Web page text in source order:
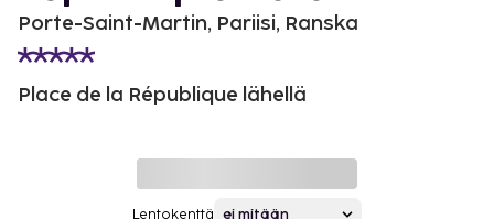
Porte-Saint-Martin, Pariisi, Ranska
Place de la République lähellä
Lentokenttä